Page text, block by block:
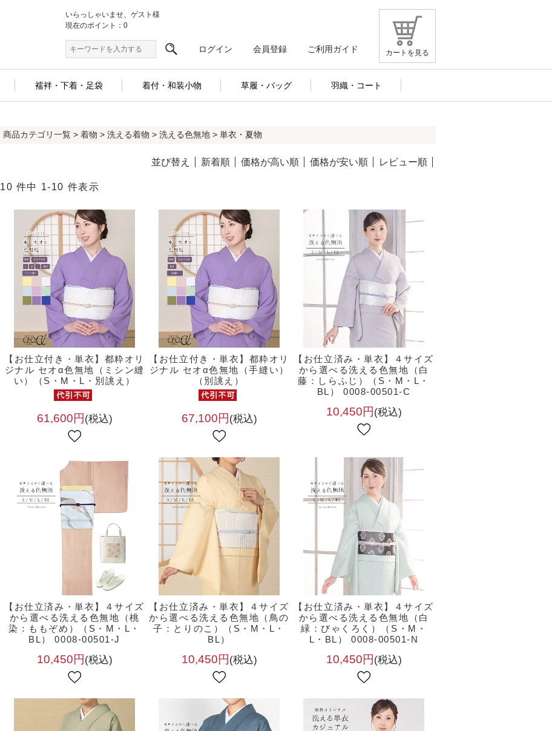
カートを見る
いらっしゃいませ、ゲスト様
現在のポイント：0
ログイン 会員登録 ご利用ガイド
襦袢・下着・足袋 着付・和装小物 草履・バッグ 羽織・コート
商品カテゴリ一覧 > 着物 > 洗える着物 > 洗える色無地 > 単衣・夏物
並び替え 新着順 価格が高い順 価格が安い順 レビュー順
10 件中 1-10 件表示
【お仕立付き・単衣】都粋オリ
ジナル セオα色無地（ミシン縫
い）（S・M・L・別誂え）
61,600円 (税込)
【お仕立付き・単衣】都粋オリ
ジナル セオα色無地（手縫い）
（別誂え）
67,100円 (税込)
【お仕立済み・単衣】４サイズ
から選べる洗える色無地（白
藤：しらふじ）（S・M・L・
BL） 0008-00501-C
10,450円 (税込)
【お仕立済み・単衣】４サイズ
から選べる洗える色無地（桃
染：ももぞめ）（S・M・L・
BL） 0008-00501-J
10,450円 (税込)
【お仕立済み・単衣】４サイズ
から選べる洗える色無地（鳥の
子：とりのこ）（S・M・L・
BL）
10,450円 (税込)
【お仕立済み・単衣】４サイズ
から選べる洗える色無地（白
緑：びゃくろく）（S・M・
L・BL） 0008-00501-N
10,450円 (税込)